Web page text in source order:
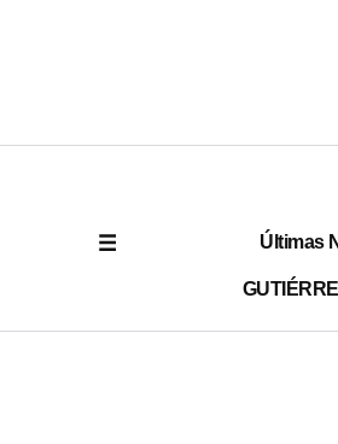
Últimas